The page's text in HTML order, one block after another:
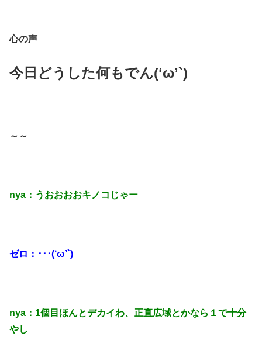
心の声
今日どうした何もでん(‘ω’`)
～～
nya：うおおおおキノコじゃー
ゼロ：･･･(‘ω’`)
nya：1個目ほんとデカイわ、正直広域とかなら１で十分
やし